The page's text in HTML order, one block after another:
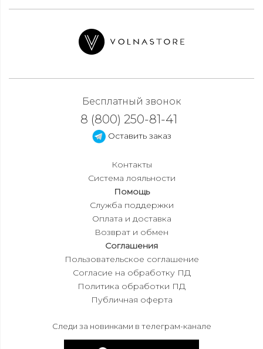
Бесплатный звонок
8 (800) 250-81-41
Оставить заказ
Контакты
Система лояльности
Помощь
Служба поддержки
Оплата и доставка
Возврат и обмен
Соглашения
Пользовательское соглашение
Согласие на обработку ПД
Политика обработки ПД
Публичная оферта
Следи за новинками в телеграм-канале